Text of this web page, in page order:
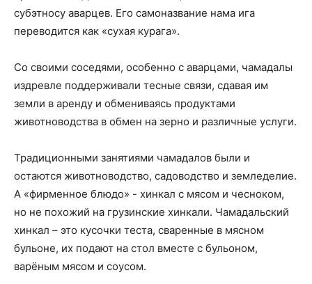
субэтносу аварцев. Его самоназвание нама ига
переводится как «сухая курага».
Со своими соседями, особенно с аварцами, чамадалы
издревле поддерживали тесные связи, сдавая им
земли в аренду и обмениваясь продуктами
животноводства в обмен на зерно и различные услуги.
Традиционными занятиями чамадалов были и
остаются животноводство, садоводство и земледелие.
А «фирменное блюдо» - хинкал с мясом и чесноком,
но не похожий на грузинские хинкали. Чамадальский
хинкал – это кусочки теста, сваренные в мясном
бульоне, их подают на стол вместе с бульоном,
варёным мясом и соусом.